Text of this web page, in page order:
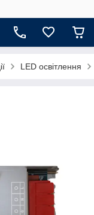
LED освітлення